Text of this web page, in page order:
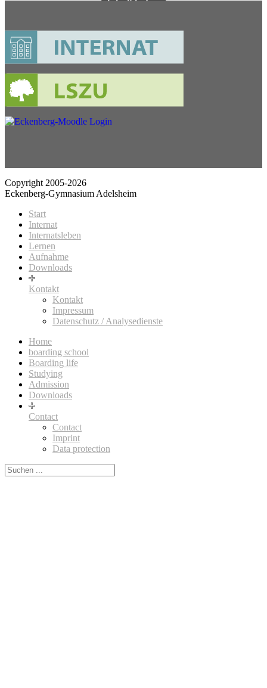
Copyright 2005-2026
Eckenberg-Gymnasium Adelsheim
Start
Internat
Internatsleben
Lernen
Aufnahme
Downloads
Kontakt
Kontakt
Impressum
Datenschutz / Analysedienste
Home
boarding school
Boarding life
Studying
Admission
Downloads
Contact
Contact
Imprint
Data protection